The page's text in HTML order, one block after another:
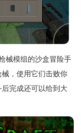
械模组的沙盒冒险手
，使用它们击败你
完成还可以给到大